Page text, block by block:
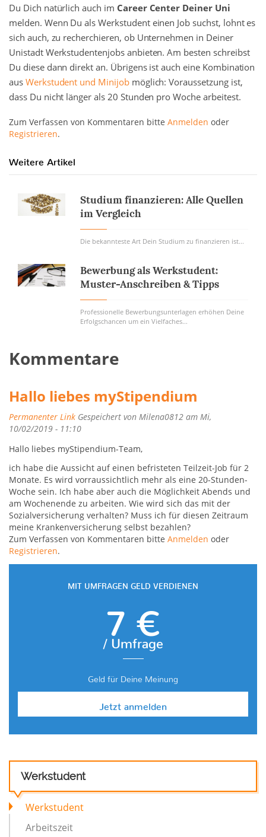
Du Dich natürlich auch im Career Center Deiner Uni
melden. Wenn Du als Werkstudent einen Job suchst, lohnt es
sich auch, zu recherchieren, ob Unternehmen in Deiner
Unistadt Werkstudentenjobs anbieten. Am besten schreibst
Du diese dann direkt an. Übrigens ist auch eine Kombination
aus Werkstudent und Minijobmöglich: Voraussetzung ist,
dass Du nicht länger als 20 Stunden pro Woche arbeitest.
Zum Verfassen von Kommentaren bitte Anmelden oder
Registrieren.
Weitere Artikel
Studium finanzieren: Alle Quellen
im Vergleich
Die bekannteste Art Dein Studium zu finanzieren ist...
Bewerbung als Werkstudent:
Muster-Anschreiben & Tipps
Professionelle Bewerbungsunterlagen erhöhen Deine
Erfolgschancen um ein Vielfaches...
Kommentare
Hallo liebes myStipendium
Permanenter Link Gespeichert von Milena0812 am Mi,
10/02/2019 - 11:10
Hallo liebes myStipendium-Team,
ich habe die Aussicht auf einen befristeten Teilzeit-Job für 2
Monate. Es wird vorraussichtlich mehr als eine 20-Stunden-
Woche sein. Ich habe aber auch die Möglichkeit Abends und
am Wochenende zu arbeiten. Wie wird sich das mit der
Sozialversicherung verhalten? Muss ich für diesen Zeitraum
meine Krankenversicherung selbst bezahlen?
Zum Verfassen von Kommentaren bitte Anmelden oder
Registrieren.
MIT UMFRAGEN GELD VERDIENEN
7 €
/ Umfrage
Geld für Deine Meinung
Jetzt anmelden
Werkstudent
Werkstudent
Arbeitszeit